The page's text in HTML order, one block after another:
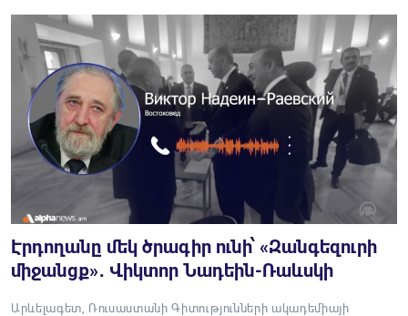
Էրդողանը մեկ ծրագիր ունի՝ «Զանգեզուրի
միջանցք»․ Վիկտոր Նադեին-Ռաևսկի
Արևելագետ, Ռուսաստանի Գիտությունների ակադեմիայի